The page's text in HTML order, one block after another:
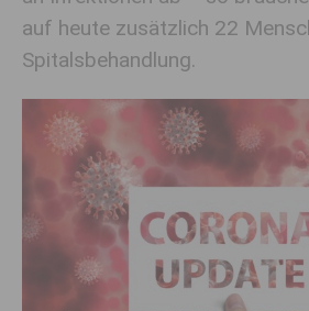
auf heute zusätzlich 22
Spitalsbehandlung.